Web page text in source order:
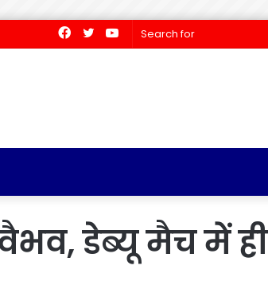
YouTube
Twitter
Facebook
डेब्यू मैच में ही